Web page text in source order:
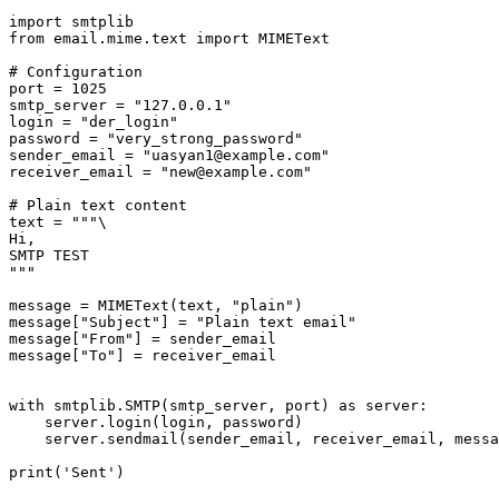
import smtplib
from email.mime.text import MIMEText
# Configuration
port = 1025
smtp_server = "127.0.0.1"
login = "der_login"
password = "very_strong_password"
sender_email = "uasyan1@example.com"
receiver_email = "new@example.com"
# Plain text content
text = """\
Hi,
SMTP TEST
"""
message = MIMEText(text, "plain")
message["Subject"] = "Plain text email"
message["From"] = sender_email
message["To"] = receiver_email
with smtplib.SMTP(smtp_server, port) as server:
    server.login(login, password)
server.sendmail(sender_email, receiver_email,
print('Sent')